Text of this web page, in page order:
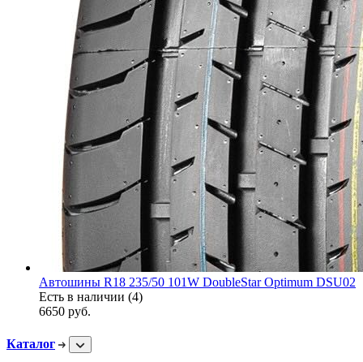
Автошины R18 235/50 101W DoubleStar Optimum DSU02
Есть в наличии (4)
6650 руб.
Каталог